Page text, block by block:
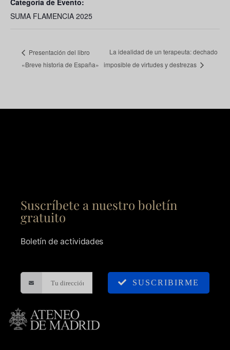
Categoría de Evento:
SUMA FLAMENCIA 2025
Presentación del libro
«Breve historia de España»
La idealidad de un terapeuta: dechado
imposible de virtudes y destrezas
Suscríbete a nuestro boletín
gratuito
Boletín de actividades
SUSCRIBIRME